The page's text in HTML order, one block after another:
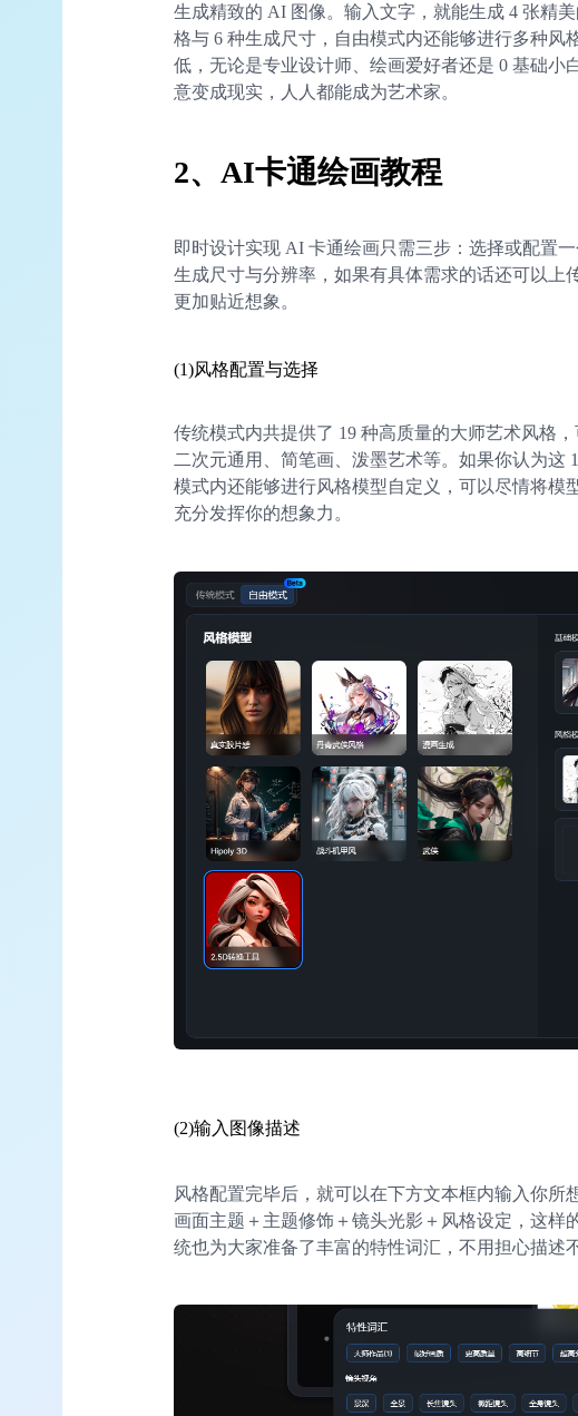
生成精致的 AI 图像。输入文字，就能生成 4 张精
格与 6 种生成尺寸，自由模式内还能够进行多种风
低，无论是专业设计师、绘画爱好者还是 0 基础小
意变成现实，人人都能成为艺术家。
2、 AI卡通绘画教程
即时设计实现 AI 卡通绘画只需三步：选择或配置
生成尺寸与分辨率，如果有具体需求的话还可以上
更加贴近想象。
(1)风格配置与选择
传统模式内共提供了 19 种高质量的大师艺术风格
二次元通用、简笔画、泼墨艺术等。如果你认为这
模式内还能够进行风格模型自定义，可以尽情将模
充分发挥你的想象力。
(2)输入图像描述
风格配置完毕后，就可以在下方文本框内输入你所
画面主题＋主题修饰＋镜头光影＋风格设定，这样
统也为大家准备了丰富的特性词汇，不用担心描述